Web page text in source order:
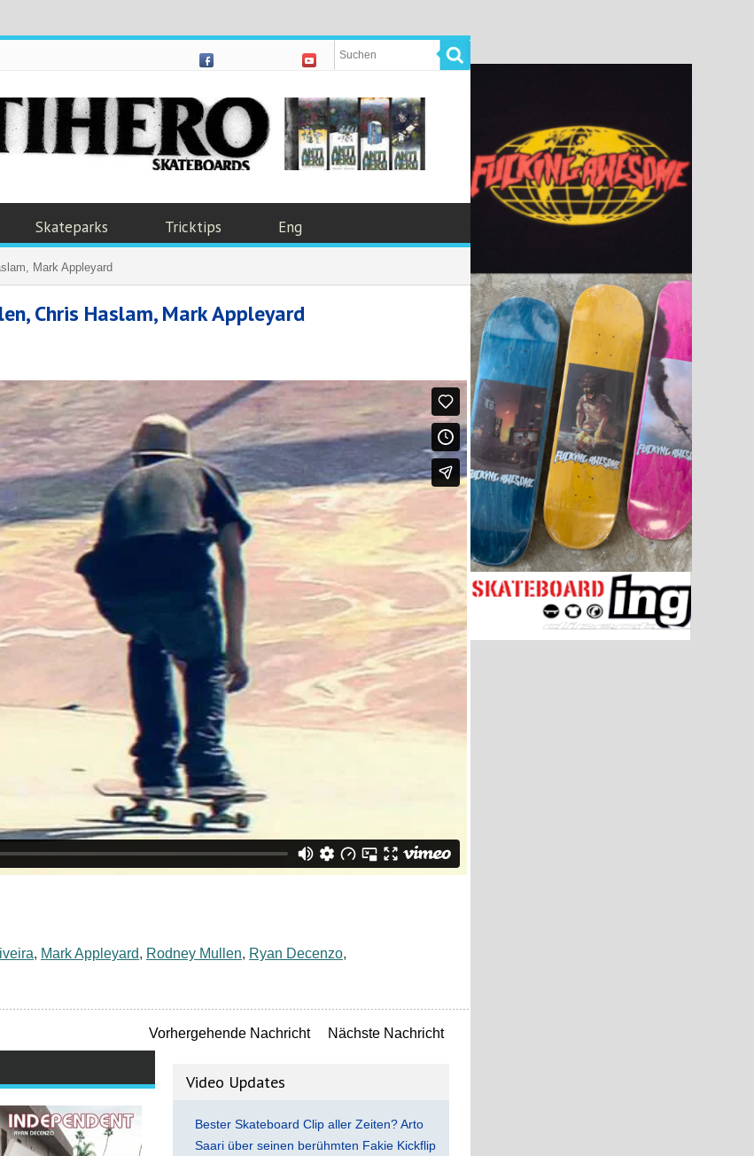
Skateparks Tricktips Eng
Mark Appleyard
Chris Haslam, Mark Appleyard
, Mark Appleyard, Rodney Mullen, Ryan Decenzo,
Vorhergehende Nachricht Nächste Nachricht
Video Updates
Bester Skateboard Clip aller Zeiten? Arto
Saari über seinen berühmten Fakie Kickflip